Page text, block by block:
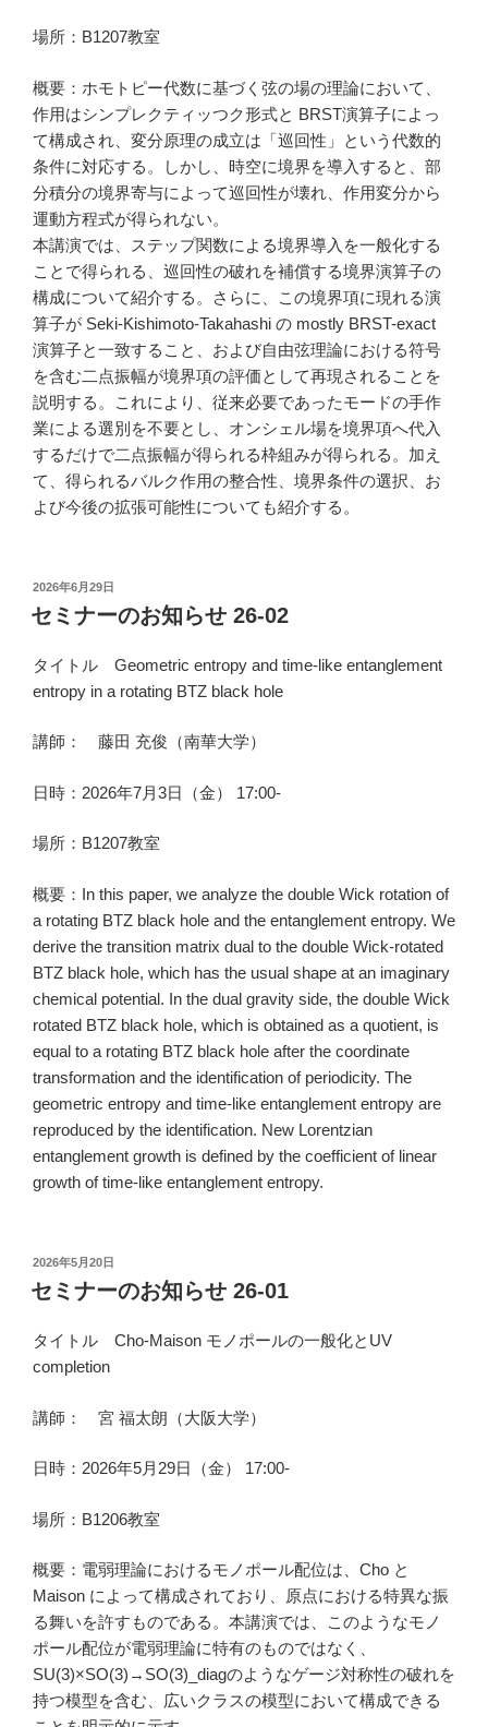
場所：B1207教室
概要：ホモトピー代数に基づく弦の場の理論において、
作用はシンプレクティッつク形式と BRST演算子によっ
て構成され、変分原理の成立は「巡回性」という代数的
条件に対応する。しかし、時空に境界を導入すると、部
分積分の境界寄与によって巡回性が壊れ、作用変分から
運動方程式が得られない。
本講演では、ステップ関数による境界導入を一般化する
ことで得られる、巡回性の破れを補償する境界演算子の
構成について紹介する。さらに、この境界項に現れる演
算子が Seki-Kishimoto-Takahashi の mostly BRST-exact
演算子と一致すること、および自由弦理論における符号
を含む二点振幅が境界項の評価として再現されることを
説明する。これにより、従来必要であったモードの手作
業による選別を不要とし、オンシェル場を境界項へ代入
するだけで二点振幅が得られる枠組みが得られる。加え
て、得られるバルク作用の整合性、境界条件の選択、お
よび今後の拡張可能性についても紹介する。
投
稿
日:
2026年6月29日
セミナーのお知らせ 26-02
タイトル Geometric entropy and time-like entanglement
entropy in a rotating BTZ black hole
講師： 藤田 充俊（南華大学）
日時：2026年7月3日（金） 17:00-
場所：B1207教室
概要：In this paper, we analyze the double Wick rotation of
a rotating BTZ black hole and the entanglement entropy. We
derive the transition matrix dual to the double Wick-rotated
BTZ black hole, which has the usual shape at an imaginary
chemical potential. In the dual gravity side, the double Wick
rotated BTZ black hole, which is obtained as a quotient, is
equal to a rotating BTZ black hole after the coordinate
transformation and the identification of periodicity. The
geometric entropy and time-like entanglement entropy are
reproduced by the identification. New Lorentzian
entanglement growth is defined by the coefficient of linear
growth of time-like entanglement entropy.
投
稿
日:
2026年5月20日
セミナーのお知らせ 26-01
タイトル Cho-Maison モノポールの一般化とUV
completion
講師： 宮 福太朗（大阪大学）
日時：2026年5月29日（金） 17:00-
場所：B1206教室
概要：電弱理論におけるモノポール配位は、Cho と
Maison によって構成されており、原点における特異な振
る舞いを許すものである。本講演では、このようなモノ
ポール配位が電弱理論に特有のものではなく、
SU(3)×SO(3)→SO(3)_diagのようなゲージ対称性の破れを
持つ模型を含む、広いクラスの模型において構成できる